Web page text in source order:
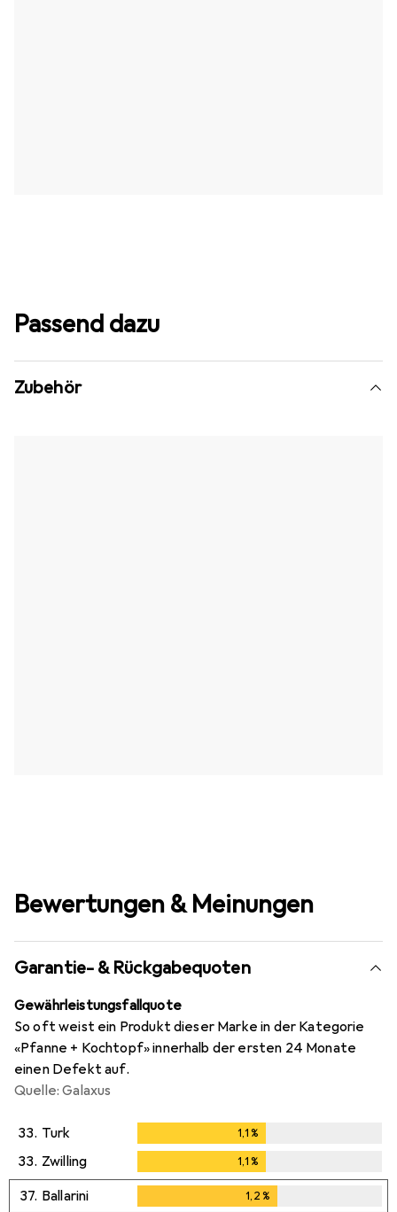
Passend dazu
Zubehör
Bewertungen & Meinungen
Garantie- & Rückgabequoten
Gewährleistungsfallquote
So oft weist ein Produkt dieser Marke in der Kategorie
«Pfanne + Kochtopf» innerhalb der ersten 24 Monate
einen Defekt auf.
Quelle: Galaxus
33. Turk 1,1%
33. Zwilling 1,1%
37. Ballarini 1,2%